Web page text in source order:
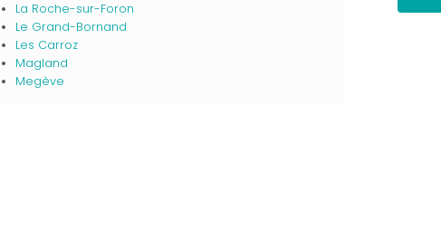
La Roche-sur-Foron
Le Grand-Bornand
Les Carroz
Magland
Megève